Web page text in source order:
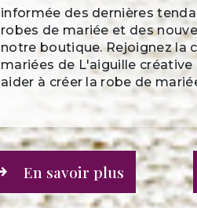
informée des dernières
robes de mariée et des
notre boutique. Rejoignez la
mariées de L'aiguille
aider à créer la robe de
En savoir plus